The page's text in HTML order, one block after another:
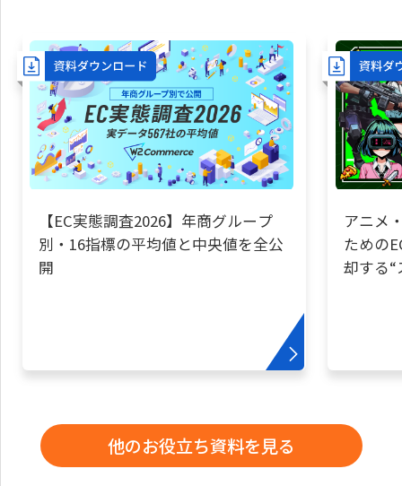
【EC実態調査2026】年商グループ
別・16指標の平均値と中央値を全公
開
アニメ
ための
却する
他のお役立ち資料を見る